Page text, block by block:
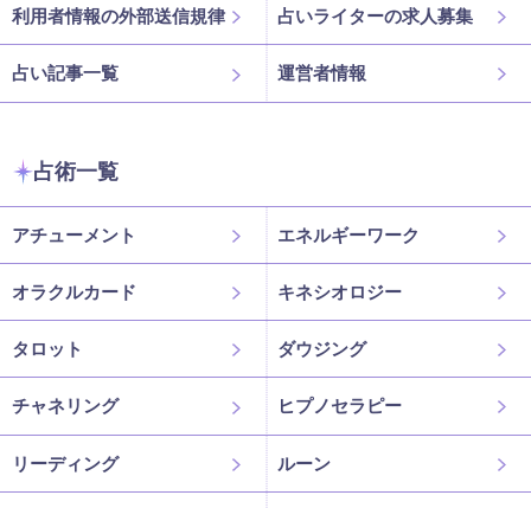
利用者情報の外部送信規律 占いライターの求人募集
占い記事一覧 運営者情報
占術一覧
アチューメント エネルギーワーク
オラクルカード キネシオロジー
タロット ダウジング
チャネリング ヒプノセラピー
リーディング ルーン